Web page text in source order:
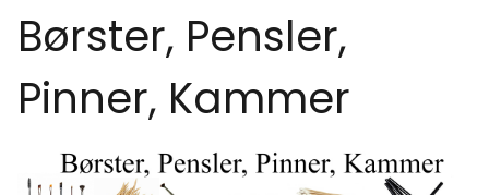
Børster, Pensler,
Pinner, Kammer